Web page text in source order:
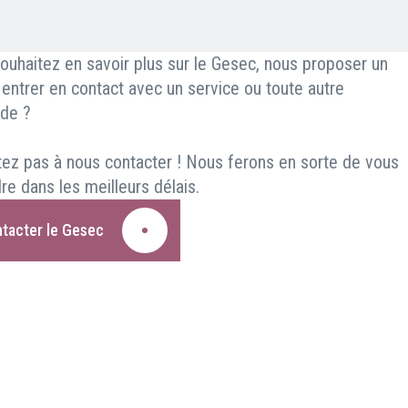
en savoir plus sur le Gesec, nous proposer un
en contact avec un service ou toute autre
?
pas à nous contacter ! Nous ferons en sorte de vous
dans les meilleurs délais.
le Gesec